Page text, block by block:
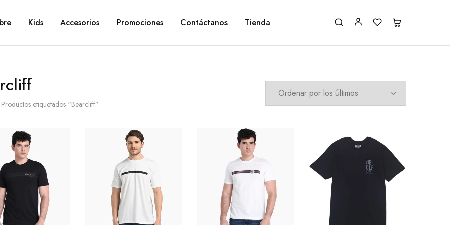
Kids Accesorios Promociones Contáctanos Tienda
Productos etiquetados “Bearcliff”